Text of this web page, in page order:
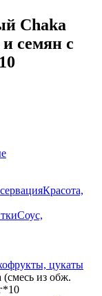
Chaka
семян с
Красота,
Соус,
цукаты
из обж.